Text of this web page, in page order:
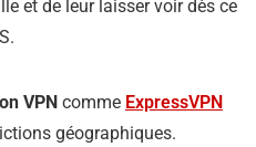
et de leur laisser voir dès ce
VPN comme ExpressVPN
géographiques.